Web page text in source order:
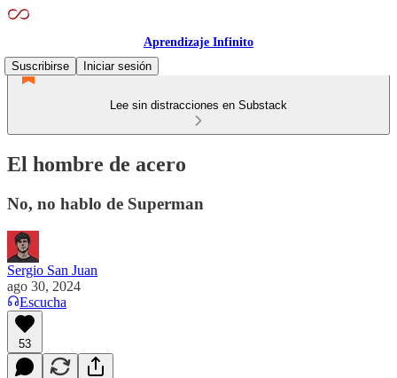
Aprendizaje Infinito
Suscribirse
Iniciar sesión
Lee sin distracciones en Substack
El hombre de acero
No, no hablo de Superman
Sergio San Juan
ago 30, 2024
Escucha
53